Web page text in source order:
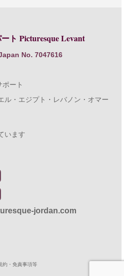
ト Picturesque Levant
No. 7047616
ート
ル・エジプト・レバノン・オマー
います
jordan.com
約・免責事項等